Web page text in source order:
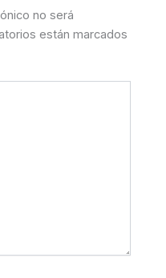
no será
están marcados